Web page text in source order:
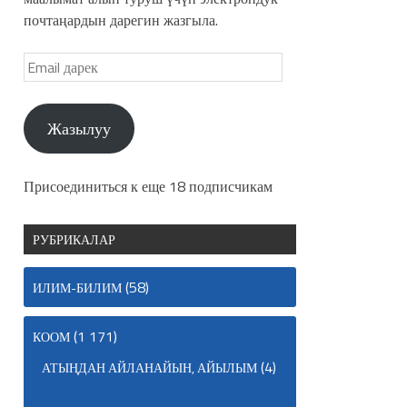
почтаңардын дарегин жазгыла.
Жазылуу
Присоединиться к еще 18 подписчикам
РУБРИКАЛАР
ИЛИМ-БИЛИМ(58)
КООМ(1 171)
АТЫҢДАН АЙЛАНАЙЫН, АЙЫЛЫМ(4)